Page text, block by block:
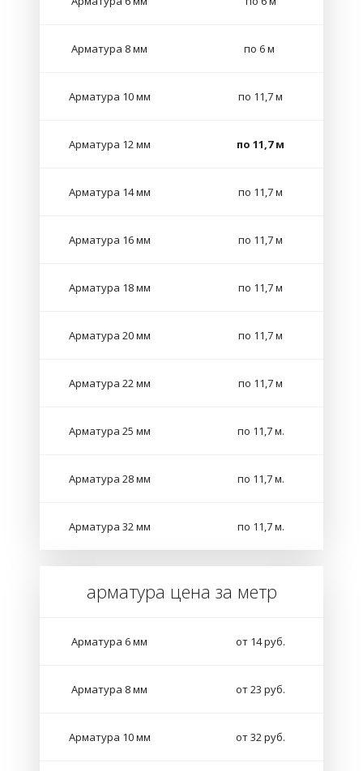
Арматура 8 мм по 6 м
Арматура 10 мм по 11,7 м
Арматура 12 мм по 11,7 м
Арматура 14 мм по 11,7 м
Арматура 16 мм по 11,7 м
Арматура 18 мм по 11,7 м
Арматура 20 мм по 11,7 м
Арматура 22 мм по 11,7 м
Арматура 25 мм по 11,7 м.
Арматура 28 мм по 11,7 м.
Арматура 32 мм по 11,7 м.
арматура цена за метр
Арматура 6 мм от 14 руб.
Арматура 8 мм от 23 руб.
Арматура 10 мм от 32 руб.